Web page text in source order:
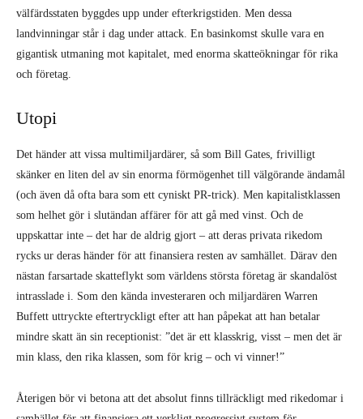
välfärdsstaten byggdes upp under efterkrigstiden. Men dessa
landvinningar står i dag under attack. En basinkomst skulle vara en
gigantisk utmaning mot kapitalet, med enorma skatteökningar för rika
och företag.
Utopi
Det händer att vissa multimiljardärer, så som Bill Gates, frivilligt
skänker en liten del av sin enorma förmögenhet till välgörande ändamål
(och även då ofta bara som ett cyniskt PR-trick). Men kapitalistklassen
som helhet gör i slutändan affärer för att gå med vinst. Och de
uppskattar inte – det har de aldrig gjort – att deras privata rikedom
rycks ur deras händer för att finansiera resten av samhället. Därav den
nästan farsartade skatteflykt som världens största företag är skandalöst
intrasslade i. Som den kända investeraren och miljardären Warren
Buffett uttryckte eftertryckligt efter att han påpekat att han betalar
mindre skatt än sin receptionist: ”det är ett klasskrig, visst – men det är
min klass, den rika klassen, som för krig – och vi vinner!”
Återigen bör vi betona att det absolut finns tillräckligt med rikedomar i